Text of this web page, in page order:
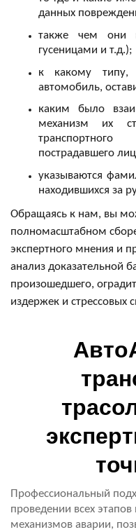
данных
также чем они
гусеницами и т.д.);
к какому типу,
автомобиль,
каким было
механизм их
пострадавшего
указываются
находившихся за
Обращаясь к нам, вы
полномасштабном
экспертного мнения и
анализ доказательной
произошедшего,
издержек и стрессовых
Профессиональный
проведении всех
механизмов аварии,